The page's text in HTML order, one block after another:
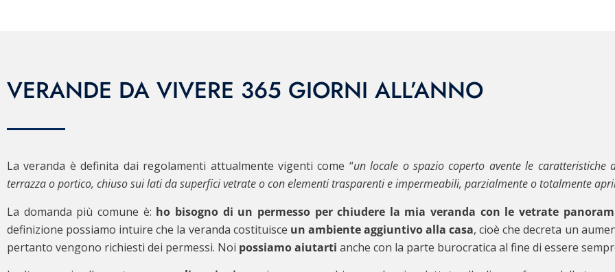
VERANDE DA VIVERE 365 GIORNI ALL’ANNO
La veranda è definita dai regolamenti attualmente vigenti come “un locale o spazio coperto avente le caratteristiche
terrazza o portico, chiuso sui lati da superfici vetrate o con elementi trasparenti e impermeabili, parzialmente o totalmente
La domanda più comune è: ho bisogno di un permesso per chiudere la mia veranda con le vetrate
definizione possiamo intuire che la veranda costituisce un ambiente aggiuntivo alla casa, cioè che decreta un
pertanto vengono richiesti dei permessi. Noi possiamo aiutarti anche con la parte burocratica al fine di essere